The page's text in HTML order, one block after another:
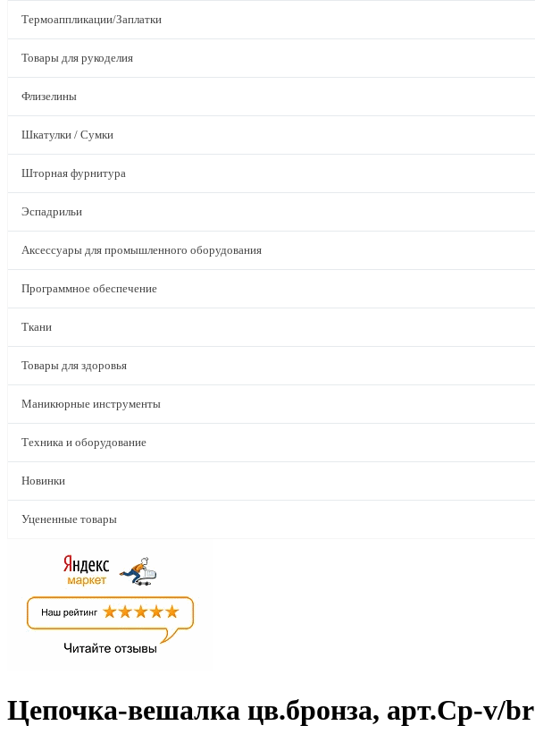
Термоаппликации/Заплатки
Товары для рукоделия
Флизелины
Шкатулки / Сумки
Шторная фурнитура
Эспадрильи
Аксессуары для промышленного оборудования
Программное обеспечение
Ткани
Товары для здоровья
Маникюрные инструменты
Техника и оборудование
Новинки
Уцененные товары
Цепочка-вешалка цв.бронза, арт.Cp-v/br